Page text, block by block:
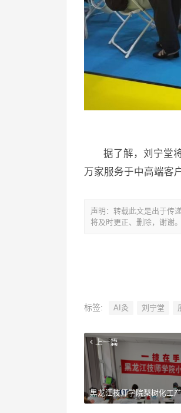
据了解，刘宁堂
万家服务于中高端客
声明：转载此文是出于传
将及时更正、删除，谢谢
标签: AI灸 刘宁堂
上一篇
黑龙江技师学院梨树化工